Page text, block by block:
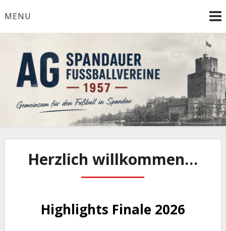
toMENU
AG Spandauer
Fußballvereine 1957
Herzlich Willkommen
Herzlich willkommen…
Highlights Finale 2026